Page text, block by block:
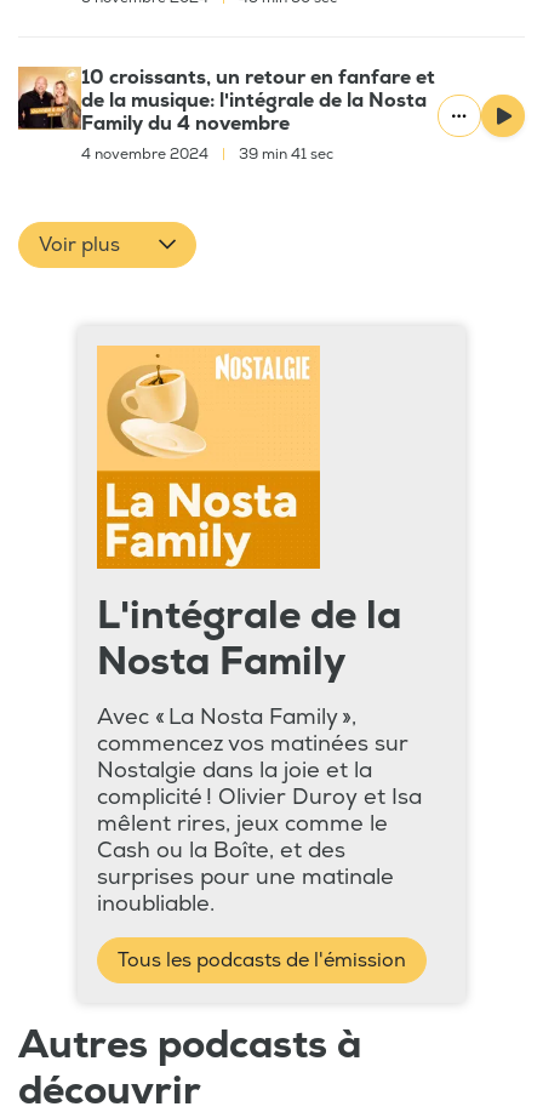
10 croissants, un retour en fanfare et
de la musique: l'intégrale de la Nosta
Family du 4 novembre
4 novembre 2024 39 min 41 sec
Voir plus
L'intégrale de la
Nosta Family
Avec « La Nosta Family »,
commencez vos matinées sur
Nostalgie dans la joie et la
complicité ! Olivier Duroy et Isa
mêlent rires, jeux comme le
Cash ou la Boîte, et des
surprises pour une matinale
inoubliable.
Tous les podcasts de l'émission
Autres podcasts à
découvrir